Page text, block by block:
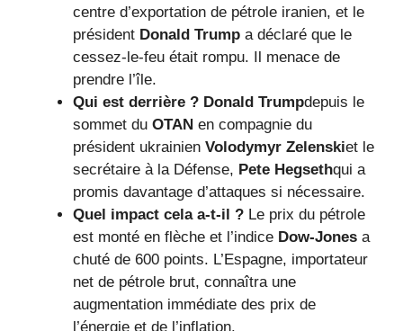
centre d’exportation de pétrole iranien, et le
président Donald Trump a déclaré que le
cessez-le-feu était rompu. Il menace de
prendre l’île.
Qui est derrière ? Donald Trumpdepuis le
sommet du OTAN en compagnie du
président ukrainien Volodymyr Zelenskiet le
secrétaire à la Défense, Pete Hegsethqui a
promis davantage d’attaques si nécessaire.
Quel impact cela a-t-il ? Le prix du pétrole
est monté en flèche et l’indice Dow-Jones a
chuté de 600 points. L’Espagne, importateur
net de pétrole brut, connaîtra une
augmentation immédiate des prix de
l’énergie et de l’inflation.